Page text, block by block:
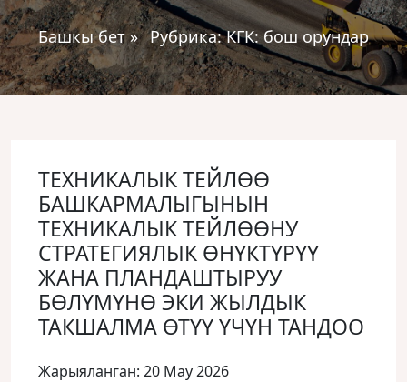
Башкы бет» Рубрика:КГК: бош орундар
ТЕХНИКАЛЫК ТЕЙЛӨӨ
БАШКАРМАЛЫГЫНЫН
ТЕХНИКАЛЫК ТЕЙЛӨӨНУ
СТРАТЕГИЯЛЫК ӨНҮКТҮРҮҮ
ЖАНА ПЛАНДАШТЫРУУ
БӨЛҮМҮНӨ ЭКИ ЖЫЛДЫК
ТАКШАЛМА ӨТҮҮ ҮЧҮН ТАНДОО
Жарыяланган: 20 May 2026